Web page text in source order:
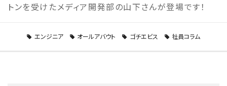
トンを受けたメディア開発部の山下さんが登場です！
エンジニア オールアバウト ゴチエビス 社員コラム